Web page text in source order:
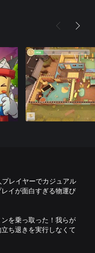
プレイヤーでカジュアル
イが面白すぎる物運び
を乗っ取った！我らが
ち退きを実行しなくて